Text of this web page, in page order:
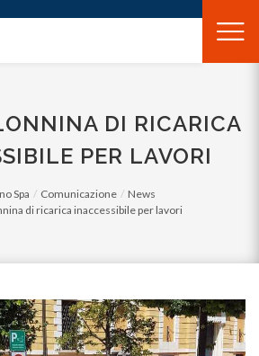
DI RICARICA
PER LAVORI
Spa Comunicazione
News
di ricarica inaccessibile per lavori